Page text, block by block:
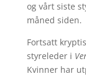
og vårt siste
måned siden.
Fortsatt
styreleder i
Kvinner har